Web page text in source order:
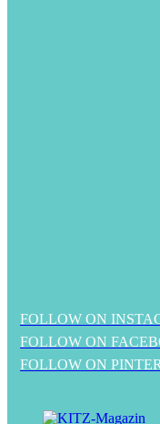
FOLLOW ON
FOLLOW ON
FOLLOW ON